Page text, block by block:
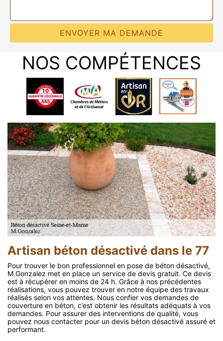
NOS COMPÉTENCES
Artisan béton désactivé dans le 77
Pour trouver le bon professionnel en pose de béton désactivé,
M.Gonzalez met en place un service de devis gratuit. Ce devis
est à récupérer en moins de 24 h. Grâce à nos précédentes
réalisations, vous pouvez trouver en notre équipe des travaux
réalisés selon vos attentes. Nous confier vos demandes de
couverture en béton, c’est obtenir les résultats adéquats à vos
demandes. Pour assurer des interventions de qualité, vous
pouvez nous contacter pour un devis béton désactivé assuré et
performant.